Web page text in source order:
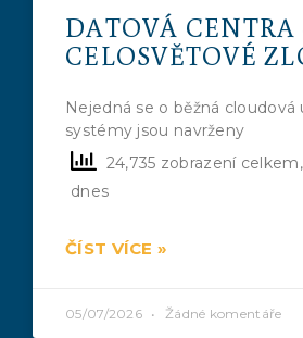
DATOVÁ CENTRA
CELOSVĚTOVÉ
Nejedná se o běžná cloudová
systémy jsou navrženy
24,735 zobrazení
dnes
ČÍST VÍCE »
05/07/2026 Žádné komentáře